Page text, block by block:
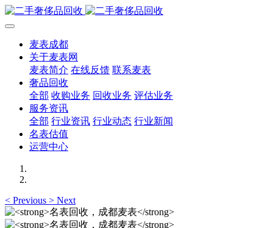
麦表成都
关于麦表网
麦表简介 在线反馈 联系麦表
奢品回收
全部 收购业务 回收业务 评估业务
服务资讯
全部 行业资讯 行业动态 行业新闻
名表估值
运营中心
< Previous > Next